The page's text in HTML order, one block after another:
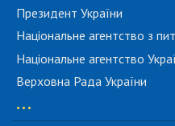
Президент України
Національне агентство з
Національне агентство
Верховна Рада України
...